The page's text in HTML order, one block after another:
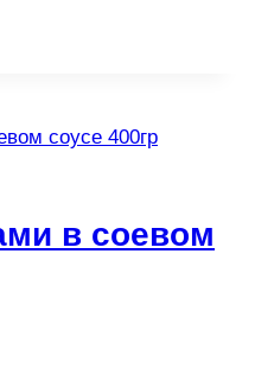
в соевом